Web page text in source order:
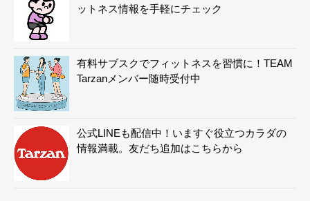
ットネス情報を手軽にチェック
有料サブスクでフィットネスを習慣に！TEAM
Tarzanメンバー随時受付中
公式LINEも配信中！いますぐ役立つカラダの
情報満載。友だち追加はこちらから